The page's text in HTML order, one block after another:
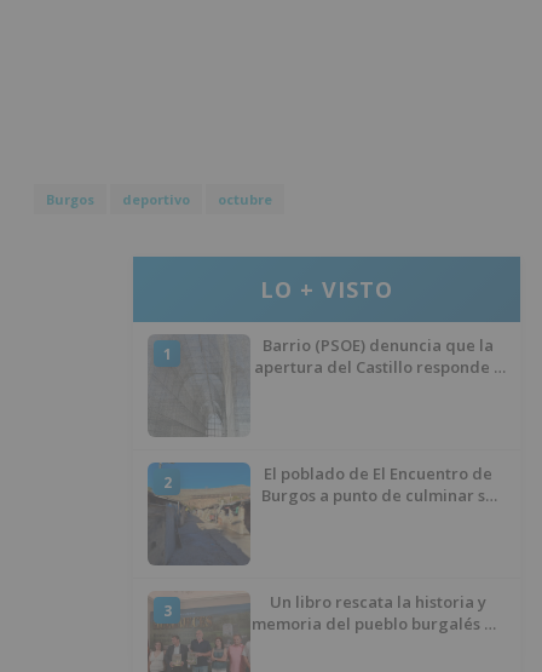
Burgos deportivo octubre
LO + VISTO
1
Barrio (PSOE) denuncia que la
apertura del Castillo responde a
2
El poblado de El Encuentro de
Burgos a punto de culminar su
3
Un libro rescata la historia y
memoria del pueblo burgalés de